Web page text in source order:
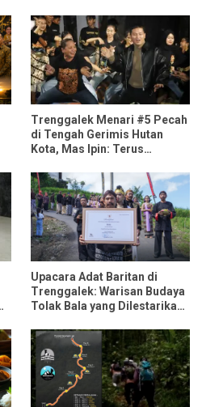
Trenggalek Menari #5 Pecah
di Tengah Gerimis Hutan
Kota, Mas Ipin: Terus
Upacara Adat Baritan di
Trenggalek: Warisan Budaya
Tolak Bala yang Dilestarikan